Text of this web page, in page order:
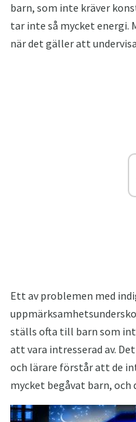
barn, som inte kräver
tar inte så mycket energi.
när det gäller att
Ett av problemen med
ställs ofta till barn som
att vara intresserad av.
och lärare förstår att de
mycket begåvat barn, och